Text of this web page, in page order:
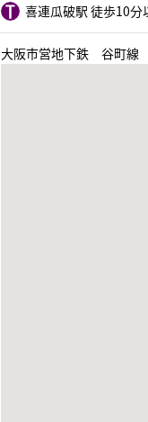
喜連瓜破駅 徒歩10分
大阪市営地下鉄 谷町線